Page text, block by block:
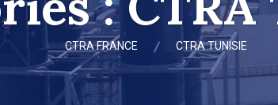
CTRA FRANCE CTRA TUNISIE